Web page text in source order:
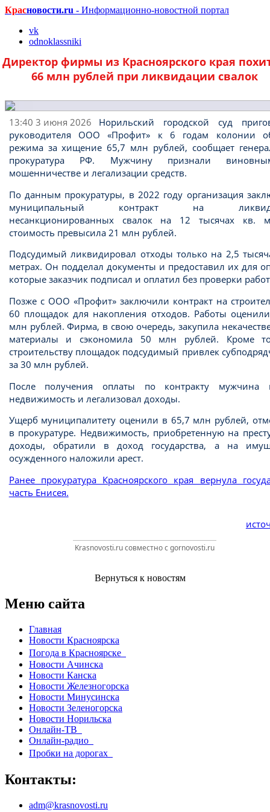
Красновости.ru - Информационно-новостной портал
vk
odnoklassniki
Директор фирмы из Красноярского края
66 млн рублей при ликвидации свалок
13:40 3 июня 2026
Норильский городской суд
руководителя ООО «Профит» к 6 годам колонии
режима за хищение 65,7 млн рублей, сообщает
прокуратура РФ. Мужчину признали
мошенничестве и легализации средств.
По данным прокуратуры, в 2022 году организация
муниципальный контракт на
несанкционированных свалок на 12 тысячах кв.
стоимость превысила 21 млн рублей.
Подсудимый ликвидировал отходы только на 2,5
метрах. Он подделал документы и предоставил их для
которые заказчик подписал и оплатил без проверки
Позже с ООО «Профит» заключили контракт на
60 площадок для накопления отходов. Работы
млн рублей. Фирма, в свою очередь, закупила
материалы и сэкономила 50 млн рублей. Кроме
строительству площадок подсудимый привлек
за 30 млн рублей.
После получения оплаты по контракту мужчина
недвижимость и легализовал доходы.
Ущерб муниципалитету оценили в 65,7 млн рублей,
в прокуратуре. Недвижимость, приобретенную на
доходы, обратили в доход государства, а на
осужденного наложили арест.
Ранее прокуратура Красноярского края вернула
часть Енисея.
Krasnovosti.ru совместно с gornovosti.ru
Вернуться к новостям
Меню сайта
Главная
Новости Красноярска
Погода в Красноярске
Новости Ачинска
Новости Канска
Новости Железногорска
Новости Минусинска
Новости Зеленогорска
Новости Норильска
Онлайн-ТВ
Онлайн-радио
Пробки на дорогах
Контакты:
adm@krasnovosti.ru